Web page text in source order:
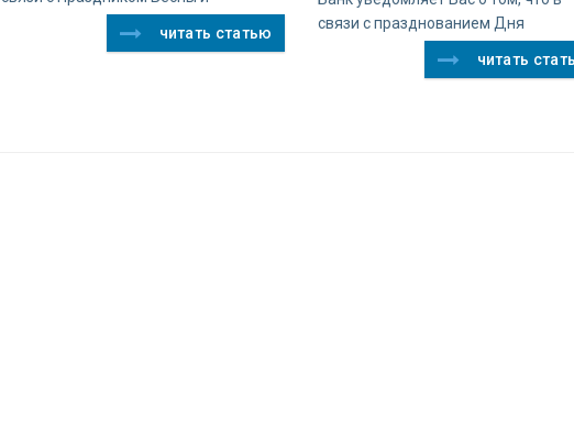
читать статью
связи с празднованием Дня
читать